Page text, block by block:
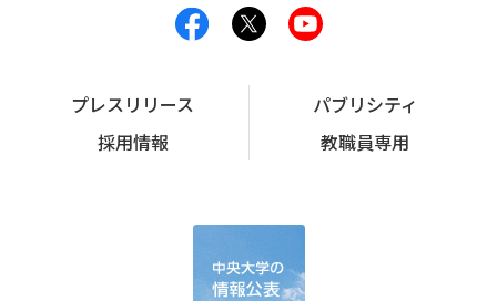
プレスリリース
パブリシティ
採用情報
教職員専用